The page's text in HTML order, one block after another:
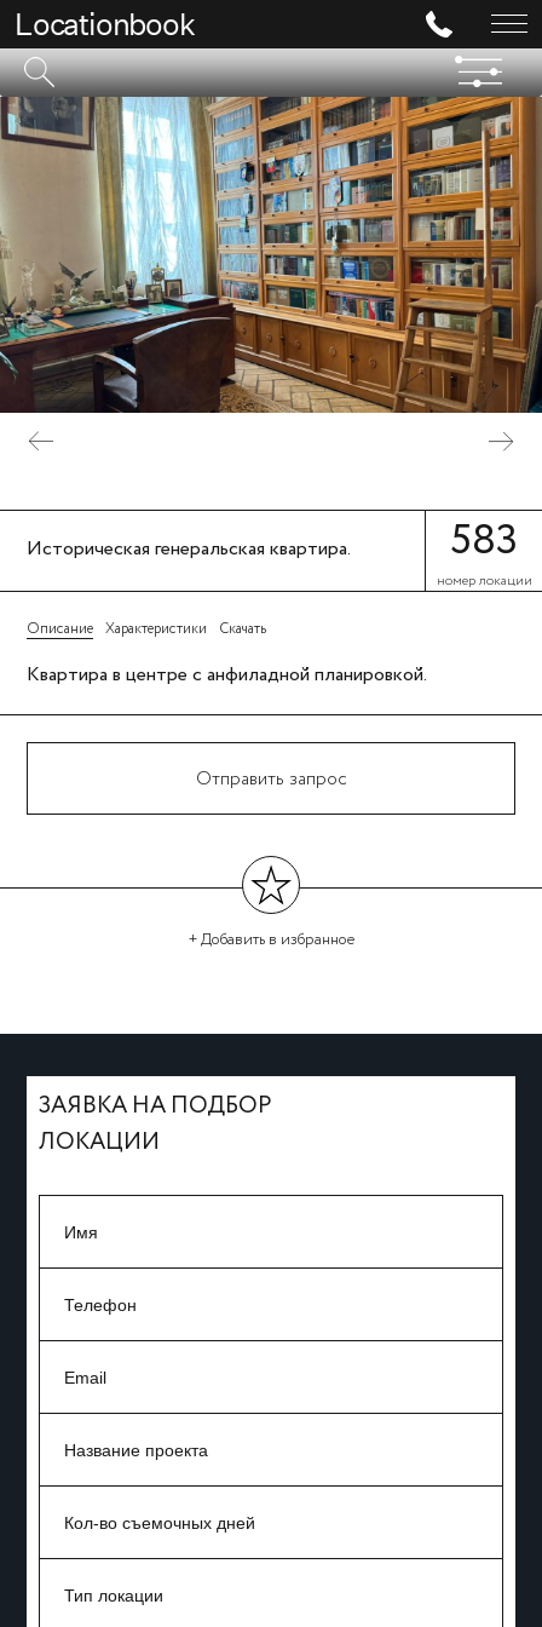
Locationbook
Историческая генеральская квартира. 583
номер локации
Описание Характеристики Скачать
Квартира в центре с анфиладной планировкой.
+ Добавить в избранное
Отправить запрос
ЗАЯВКА НА ПОДБОР
ЛОКАЦИИ